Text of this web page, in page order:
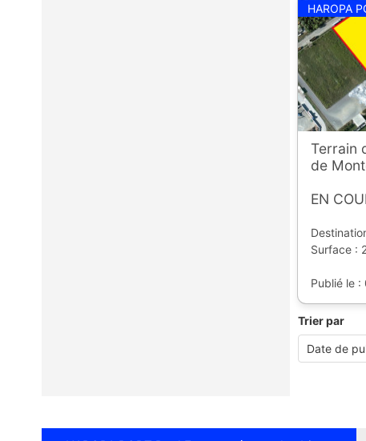
HAROPA
Terrain
de
EN
Surface :
Publié le
Trier par